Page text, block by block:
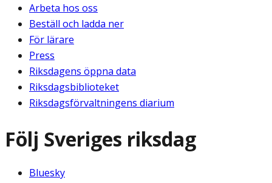
Arbeta hos oss
Beställ och ladda ner
För lärare
Press
Riksdagens öppna data
Riksdagsbiblioteket
Riksdagsförvaltningens diarium
Följ Sveriges riksdag
Bluesky